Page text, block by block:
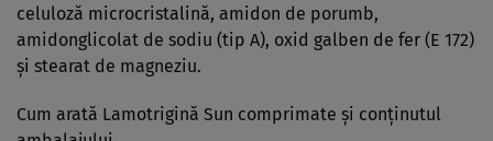
celuloză microcristalină, amidon de porumb,
amidonglicolat de sodiu (tip A), oxid galben de fer (E 172)
şi stearat de magneziu.
Cum arată Lamotrigină Sun comprimate şi conţinutul